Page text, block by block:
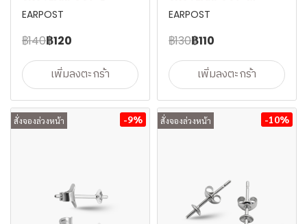
EARPOST
฿140฿120
เพิ่มลงตะกร้า
EARPOST
฿130฿110
เพิ่มลงตะกร้า
สั่งจองล่วงหน้า -9% สั่งจองล่วงหน้า -10%